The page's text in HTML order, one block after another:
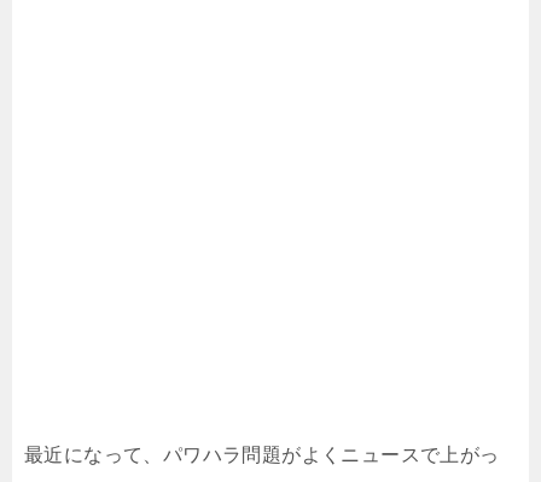
最近になって、パワハラ問題がよくニュースで上がっ